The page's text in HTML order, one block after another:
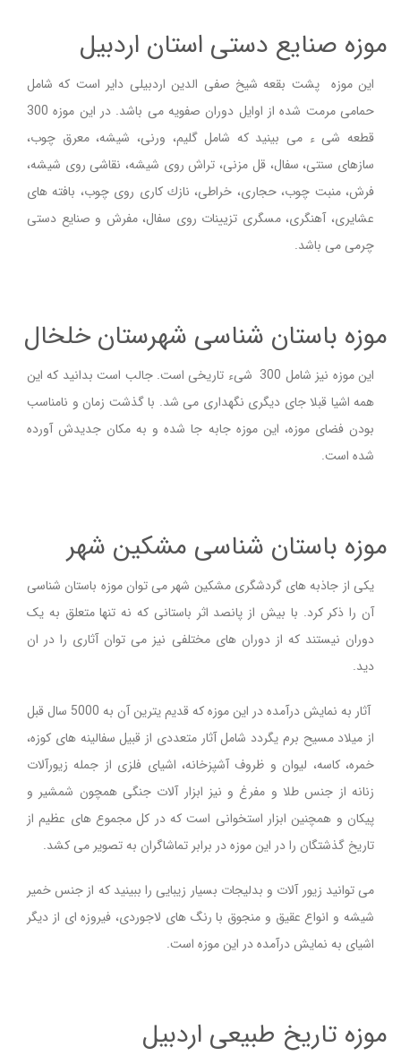
موزه صنایع دستی استان اردبیل
این موزه پشت بقعه شیخ صفی الدین اردبیلی دایر است که شامل
حمامی مرمت شده از اوایل دوران صفویه می باشد. در این موزه 300
قطعه شی ء می بینید که شامل گلیم، ورنی، شیشه، معرق چوب،
سازهای سنتی، سفال، قل مزنی، تراش روی شیشه، نقاشی روی شیشه،
فرش، منبت چوب، حجاری، خراطی، نازك كاری روی چوب، بافته های
عشایری، آهنگری، مسگری تزیینات روی سفال، مفرش و صنایع دستی
چرمی می باشد.
موزه باستان شناسی شهرستان خلخال
این موزه نیز شامل 300 شیء تاریخی است. جالب است بدانید که این
همه اشیا قبلا جای دیگری نگهداری می شد. با گذشت زمان و نامناسب
بودن فضای موزه، این موزه جابه جا شده و به مکان جدیدش آورده
شده است.
موزه باستان شناسی مشکین شهر
یکی از جاذبه های گردشگری مشکین شهر می توان موزه باستان شناسی
آن را ذکر کرد. با بیش از پانصد اثر باستانی که نه تنها متعلق به یک
دوران نیستند که از دوران های مختلفی نیز می توان آثاری را در ان
دید.
آثار به نمایش درآمده در این موزه كه قدیم یترین آن به 5000 سال قبل
از میلاد مسیح برم یگردد شامل آثار متعددی از قبیل سفالینه های كوزه،
خمره، كاسه، لیوان و ظروف آشپزخانه، اشیای فلزی از جمله زیورآلات
زنانه از جنس طلا و مفرغ و نیز ابزار آلات جنگی همچون شمشیر و
پیكان و همچنین ابزار استخوانی است كه در كل مجموع های عظیم از
تاریخ گذشتگان را در این موزه در برابر تماشاگران به تصویر می كشد.
می توانید زیور آلات و بدلیجات بسیار زیبایی را ببینید که از جنس خمیر
شیشه و انواع عقیق و منجوق با رنگ های لاجوردی، فیروزه ای از دیگر
اشیای به نمایش درآمده در این موزه است.
موزه تاریخ طبیعی اردبیل